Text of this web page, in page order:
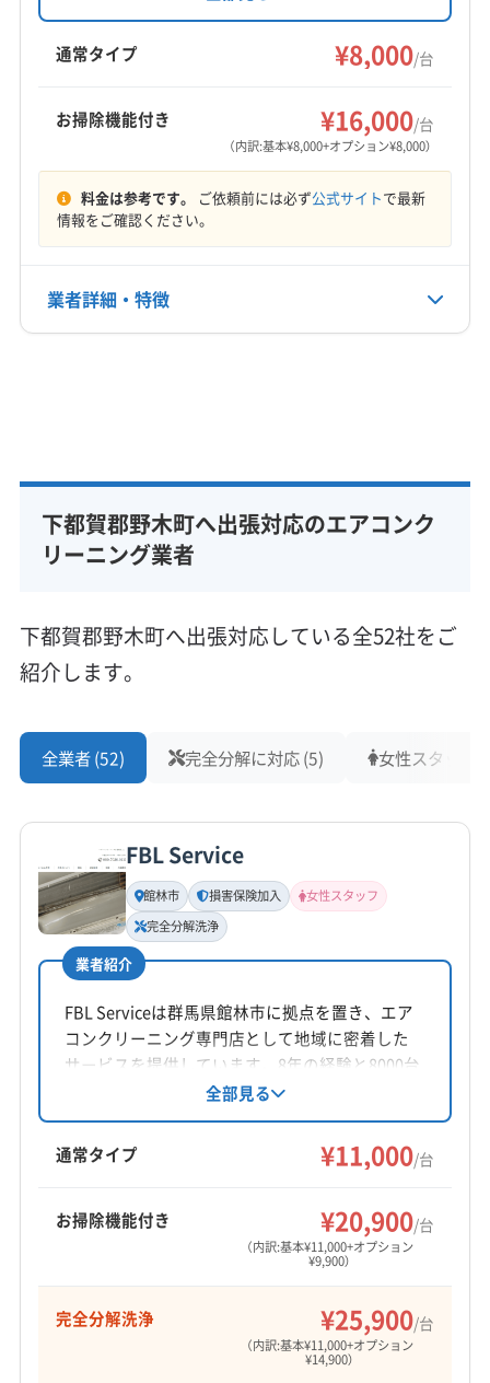
での経験を活かし、風速・温度測定による見え
る化で、クリーニング前後の違いを実感できる
点が魅力です。
通常タイプ ¥8,000/台
お掃除機能付き ¥16,000/台
（内訳:基本¥8,000+オプション¥8,000）
料金は参考です。 ご依頼前には必ず公式サイトで最新
情報をご確認ください。
業者詳細・特徴
所在地
栃木県下都賀郡野木町潤島20-13
下都賀郡野木町 下野市 佐野市 小山市
栃木市
(埼玉県) 久喜市
(群馬県) 邑楽郡千代田町
(群馬県) 邑楽郡板倉町
(群馬県) 邑楽郡明和町
(茨城県) 結城郡八千代町
(茨城県) 古河市
(茨城県) 筑西市
営業時間
日
電話番号
090-4664-0768
公式HP
公式サイトを見る
下都賀郡野木町へ出張対応のエアコンク
リーニング業者
下都賀郡野木町へ出張対応している全52社をご
紹介します。
全業者 (52) 完全分解に対応 (5) 女性スタッフ
FBL Service
館林市 損害保険加入
女性スタッフ
完全分解洗浄
業者紹介
FBL Serviceは群馬県館林市に拠点を置き、エア
コンクリーニング専門店として地域に密着した
サービスを提供しています。8年の経験と8000台
以上の作業実績を持ち、完全分解洗浄や損害保
険加入で安心です。土日祝日対応可能で、女性
スタッフも在籍。防カビ・抗菌コーティングに
も対応し、丁寧な作業を心がけています。
全部見る
通常タイプ ¥11,000/台
お掃除機能付き ¥20,900/台
（内訳:基本¥11,000+オプション
¥9,900）
完全分解洗浄 ¥25,900/台
（内訳:基本¥11,000+オプション
¥14,900）